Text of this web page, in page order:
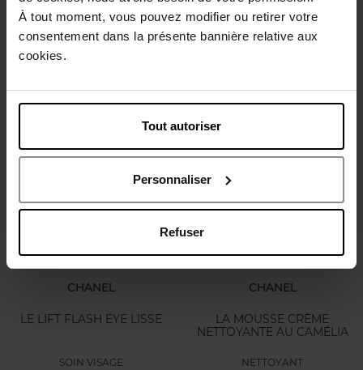
À tout moment, vous pouvez modifier ou retirer votre
consentement dans la présente bannière relative aux
cookies.
Tout autoriser
Personnaliser
Refuser
CHANEL
POUDRE UNIVERSELLE
LIBRE POUDRE LIBRE FINI
NATUREL. FORMAT
CHANEL
LES 4 OMBRES NUIT
CHANEL
LE LIFT FLASH EYE LISSE
SOIN VISAGE
CHANEL
LA MOUSSE CRÈME
NETTOYANTE AU CAMÉLIA
NETTOYANT